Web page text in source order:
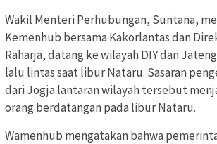
Wakil Menteri Perhubungan, Suntana,
Kemenhub bersama Kakorlantas dan
Raharja, datang ke wilayah DIY dan
lalu lintas saat libur Nataru. Sasaran
dari Jogja lantaran wilayah tersebut
orang berdatangan pada libur Nataru.
Wamenhub mengatakan bahwa